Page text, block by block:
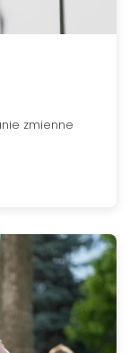
zmienne